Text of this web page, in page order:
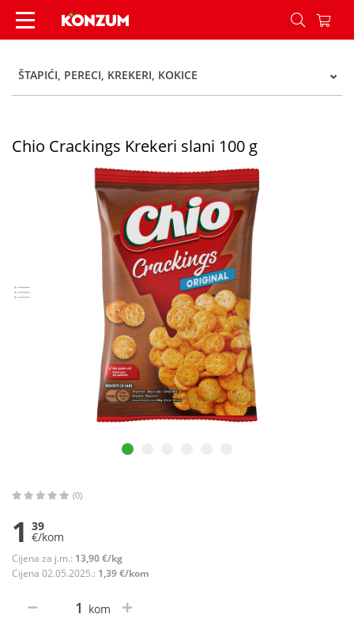
Chio Crackings Krekeri slani 100 g - Konzum
ŠTAPIĆI, PERECI, KREKERI, KOKICE
Chio Crackings Krekeri slani 100 g
(0)
1 39
€/kom
Cijena za j.m.: 13,90 €/kg
Cijena 02.05.2025.: 1,39 €/kom
kom